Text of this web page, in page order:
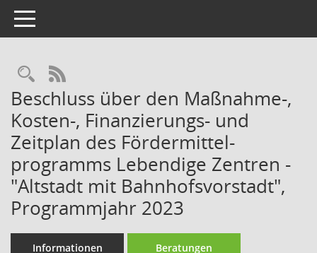
Toggle navigation
Rechercheauswahl
RSS-Feed
Beschluss über den Maßnahme-,
Kosten-, Finanzierungs- und
Zeitplan des Fördermittel-
programms Lebendige Zentren -
"Altstadt mit Bahnhofsvorstadt",
Programmjahr 2023
Informationen Beratungen